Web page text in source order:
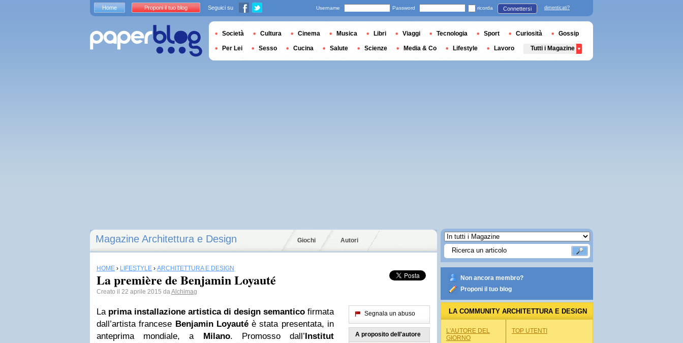
Magazine Architettura e Design Giochi Autori
HOME › LIFESTYLE › ARCHITETTURA E DESIGN
La première de Benjamin Loyauté
Creato il 22 aprile 2015 daAlchimag
La prima installazione artistica di design semantico firmata
dall’artista francese Benjamin Loyautéè stata presentata, in
anteprima mondiale, a Milano. Promosso dall’Institut
Segnala un abuso
A proposito dell'autore
Non ancora membro?
Proponi il tuo blog
LA COMMUNITY ARCHITETTURA E DESIGN
L'AUTORE DEL
GIORNO
TOP UTENTI
Home Proponi il tuo blog Seguici su Username Password ricorda Connettersi dimenticati?
Società Cultura Cinema Musica Libri Viaggi Tecnologia Sport Curiosità Gossip
Per Lei Sesso Cucina Salute Scienze Media & Co Lifestyle Lavoro Tutti i Magazine